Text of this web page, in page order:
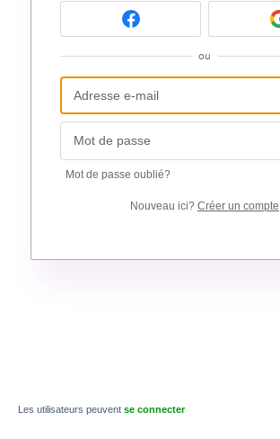
ou
Mot de passe oublié?
Nouveau ici? Créer un compte
Les utilisateurs peuvent se connecter